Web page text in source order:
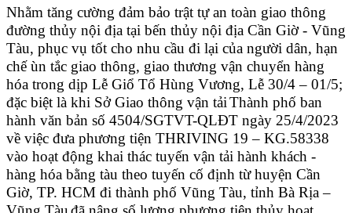
Nhằm tăng cường đảm bảo trật tự an toàn giao thông
đường thủy nội địa tại bến thủy nội địa Cần Giờ - Vũng
Tàu, phục vụ tốt cho nhu cầu đi lại của người dân, hạn
chế ùn tắc giao thông, giao thương vận chuyển hàng
hóa trong dịp Lễ Giổ Tổ Hùng Vương, Lễ 30/4 – 01/5;
đặc biệt là khi Sở Giao thông vận tảiThành phố ban
hành văn bản số 4504/SGTVT-QLĐT ngày 25/4/2023
về việc đưa phương tiện THRIVING 19 – KG.58338
vào hoạt động khai thác tuyến vận tải hành khách -
hàng hóa bằng tàu theo tuyến cố định từ huyện Cần
Giờ, TP. HCM đi thành phố Vũng Tàu, tỉnh Bà Rịa –